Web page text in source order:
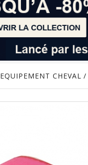
EQUIPEMENT CHEVAL /